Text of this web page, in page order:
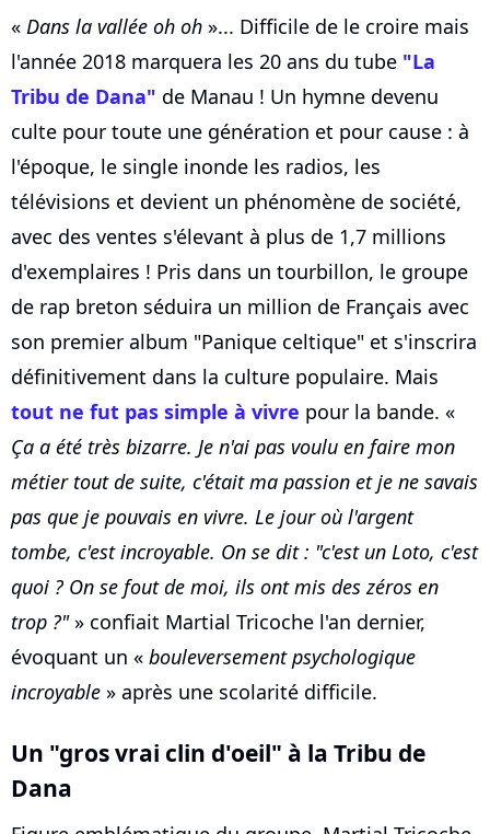
« Dans la vallée oh oh »... Difficile de le croire mais
l'année 2018 marquera les 20 ans du tube "La
Tribu de Dana" de Manau ! Un hymne devenu
culte pour toute une génération et pour cause : à
l'époque, le single inonde les radios, les
télévisions et devient un phénomène de société,
avec des ventes s'élevant à plus de 1,7 millions
d'exemplaires ! Pris dans un tourbillon, le groupe
de rap breton séduira un million de Français avec
son premier album "Panique celtique" et s'inscrira
définitivement dans la culture populaire. Mais
tout ne fut pas simple à vivre pour la bande. «
Ça a été très bizarre. Je n'ai pas voulu en faire mon
métier tout de suite, c'était ma passion et je ne savais
pas que je pouvais en vivre. Le jour où l'argent
tombe, c'est incroyable. On se dit : "c'est un Loto, c'est
quoi ? On se fout de moi, ils ont mis des zéros en
trop ?"» confiait Martial Tricoche l'an dernier,
évoquant un « boule­ver­se­ment psycho­lo­gique
incroyable » après une scolarité difficile.
Un "gros vrai clin d'oeil" à la Tribu de
Dana